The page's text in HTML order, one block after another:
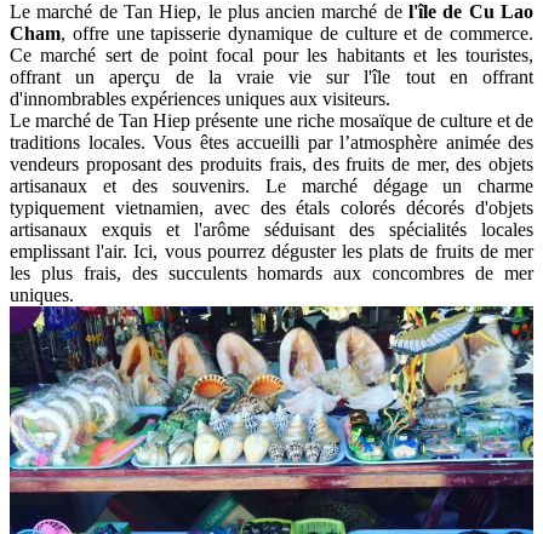
Le marché de Tan Hiep, le plus ancien marché del'île de Cu Lao
Cham, offre une tapisserie dynamique de culture et de commerce.
Ce marché sert de point focal pour les habitants et les touristes,
offrant un aperçu de la vraie vie sur l'île tout en offrant
d'innombrables expériences uniques aux visiteurs.
Le marché de Tan Hiep présente une riche mosaïque de culture et de
traditions locales. Vous êtes accueilli par l’atmosphère animée des
vendeurs proposant des produits frais, des fruits de mer, des objets
artisanaux et des souvenirs. Le marché dégage un charme
typiquement vietnamien, avec des étals colorés décorés d'objets
artisanaux exquis et l'arôme séduisant des spécialités locales
emplissant l'air. Ici, vous pourrez déguster les plats de fruits de mer
les plus frais, des succulents homards aux concombres de mer
uniques.